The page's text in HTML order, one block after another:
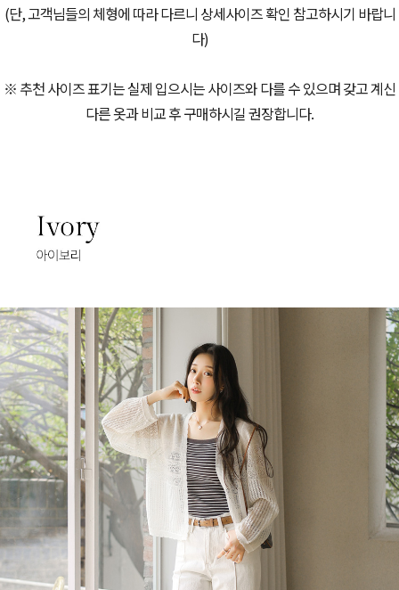
(단, 고객님들의 체형에 따라 다르니 상세사이즈 확인 참고하시기 바랍니
다)
※ 추천 사이즈 표기는 실제 입으시는 사이즈와 다를 수 있으며 갖고 계신
다른 옷과 비교 후 구매하시길 권장합니다.